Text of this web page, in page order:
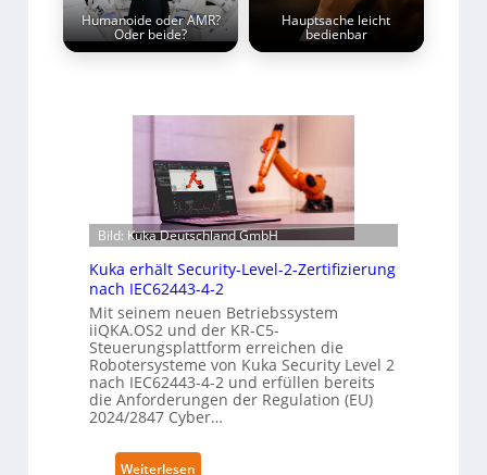
Humanoide oder AMR?
Oder beide?
Hauptsache leicht
bedienbar
Bild: Kuka Deutschland GmbH
Kuka erhält Security-Level-2-Zertifizierung
nach IEC62443-4-2
Mit seinem neuen Betriebssystem
iiQKA.OS2 und der KR-C5-
Steuerungsplattform erreichen die
Robotersysteme von Kuka Security Level 2
nach IEC62443-4-2 und erfüllen bereits
die Anforderungen der Regulation (EU)
2024/2847 Cyber…
Weiterlesen